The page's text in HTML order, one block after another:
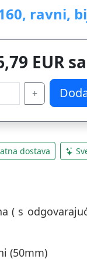
ravni,
EUR
+
dostava
( s
(50mm)